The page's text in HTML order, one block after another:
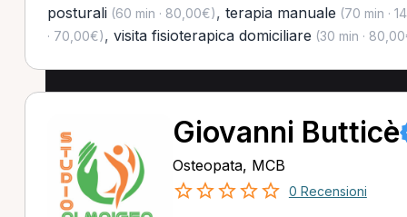
posturali(60 min · 80,00€), terapia manuale (70 min ·
· 70,00€), visita fisioterapica domiciliare (30 min ·
Giovanni Butticè
Osteopata, MCB
0 Recensioni